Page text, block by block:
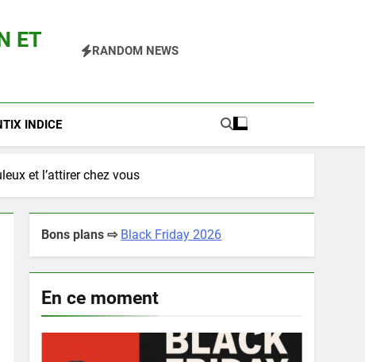
ET
RANDOM NEWS
INDICE
et l’attirer chez vous
Bons plans ⇨ Black Friday 2026
En ce moment